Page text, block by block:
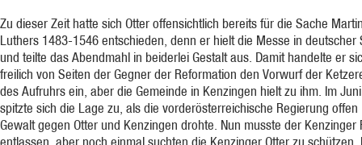
Zu dieser Zeit hatte sich Otter offensichtlich bereits für die Sache
Luthers 1483-1546 entschieden, denn er hielt die Messe in deutscher
und teilte das Abendmahl in beiderlei Gestalt aus. Damit handelte er
freilich von Seiten der Gegner der Reformation den Vorwurf der
des Aufruhrs ein, aber die Gemeinde in Kenzingen hielt zu ihm. Im
spitzte sich die Lage zu, als die vorderösterreichische Regierung offen
Gewalt gegen Otter und Kenzingen drohte. Nun musste der Kenzinger